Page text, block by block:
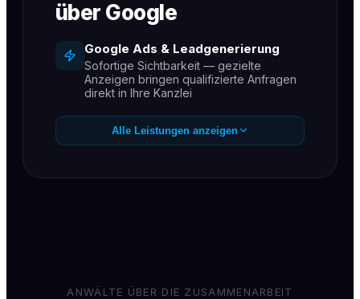
über Google
Google Ads & Leadgenerierung
Sofortige Sichtbarkeit — gezielte
Anzeigen bringen qualifizierte Anfragen
direkt in Ihre Kanzlei
SEO für Kanzleien
Dauerhaft auf Seite 1 für Ihre wichtigsten
Alle Leistungen anzeigen
ANWÄLTE ÜBER DIE ZUSAMMENARBEIT